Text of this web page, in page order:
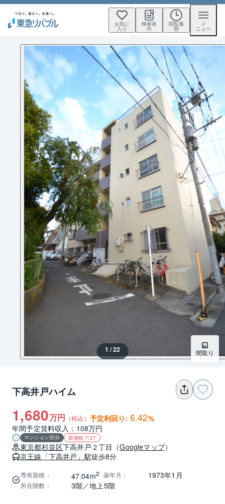
お気に
入り
検索条
件
閲覧履
歴
メ
ニュー
1 / 22 間取り
下高井戸ハイム
1,680万円 （税込） 予定利回り: 6.42%
年間予定賃料収入：108万円
マンション区分 新価格 7/27
東京都杉並区下高井戸２丁目 （Googleマップ）
京王線 「下高井戸」駅徒歩8分
専有面積 ： 47.04m2 築年月 ： 1973年1月
所在階数 ： 3階／地上5階